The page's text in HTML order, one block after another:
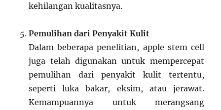
kehilangan kualitasnya.
Pemulihan dari Penyakit Kulit
Dalam beberapa penelitian, apple stem cell
juga telah digunakan untuk mempercepat
pemulihan dari penyakit kulit tertentu,
seperti luka bakar, eksim, atau jerawat.
Kemampuannya untuk merangsang